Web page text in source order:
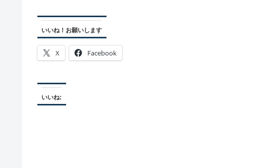
いいね！お願いします
X Facebook
いいね: